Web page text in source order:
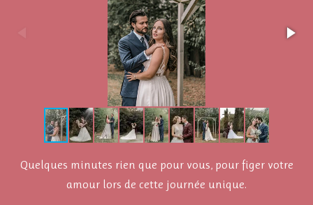
Quelques minutes rien que pour vous, pour figer votre
amour lors de cette journée unique.